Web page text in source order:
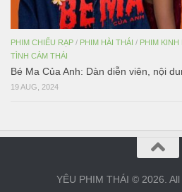
PHIM CHIẾU RẠP / PHIM HÀI THÁI / PHIM KINH
TÌNH CẢM THÁI
Bé Ma Của Anh: Dàn diễn viên, nội
19 AUG, 2024
YÊU PHIM THÁI © 2026. All